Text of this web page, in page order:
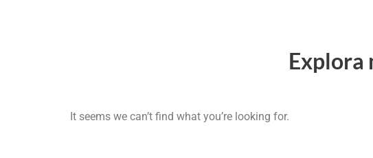
Explora
It seems we can’t find what you’re looking for.